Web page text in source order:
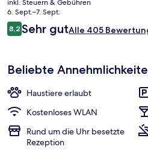
Preis
beträgt
94 €.
inkl. Steuern & Gebühren
6. Sept.–7. Sept.
Bewertungen
8,28,2 von 10.
Sehr gutAlle 405
Beliebte
Haustiere erlaubt
Kostenloses WLAN
Rund um die Uhr besetzte
Rezeption